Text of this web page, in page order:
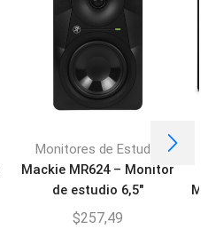
Monitores de Estudio
Mackie MR624 – Monitor
de estudio 6,5″
$257,49